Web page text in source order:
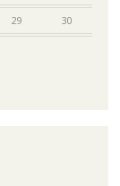
29 30